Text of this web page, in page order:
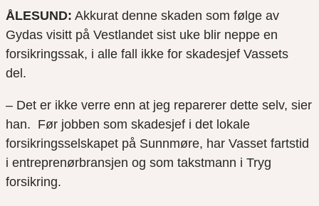
ÅLESUND: Akkurat denne skaden som følge av
Gydas visitt på Vestlandet sist uke blir neppe en
forsikringssak, i alle fall ikke for skadesjef Vassets
del.
– Det er ikke verre enn at jeg reparerer dette selv, sier
han. Før jobben som skadesjef i det lokale
forsikringsselskapet på Sunnmøre, har Vasset fartstid
i entreprenørbransjen og som takstmann i Tryg
forsikring.